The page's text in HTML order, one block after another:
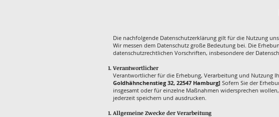
Die nachfolgende Datenschutzerklärung gilt für die Nutzung
Wir messen dem Datenschutz große Bedeutung bei. Die
datenschutzrechtlichen Vorschriften, insbesondere der
Verantwortlicher
Verantwortlicher für die Erhebung, Verarbeitung und Nutzung
Goldhähnchenstieg 32, 22547 Hamburg] Sofern Sie der
insgesamt oder für einzelne Maßnahmen widersprechen
jederzeit speichern und ausdrucken.
Allgemeine Zwecke der Verarbeitung